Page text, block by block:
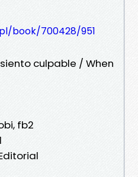
book/700428/951
culpable / When
fb2